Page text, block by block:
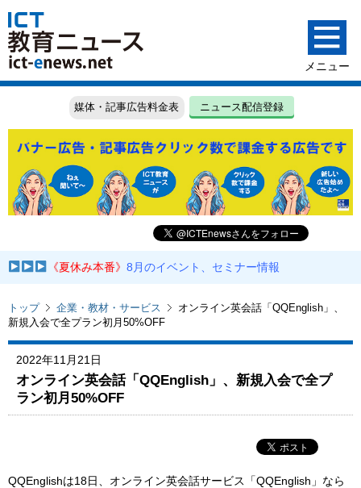
媒体・記事広告料金表 ニュース配信登録
《夏休み本番》8月のイベント、セミナー情報
トップ 企業・教材・サービス
オンライン英会話「QQEnglish」、
新規入会で全プラン初月50%OFF
2022年11月21日
オンライン英会話「QQEnglish」、新規入会で全プ
ラン初月50%OFF
QQEnglishは18日、オンライン英会話サービス「QQEnglish」なら